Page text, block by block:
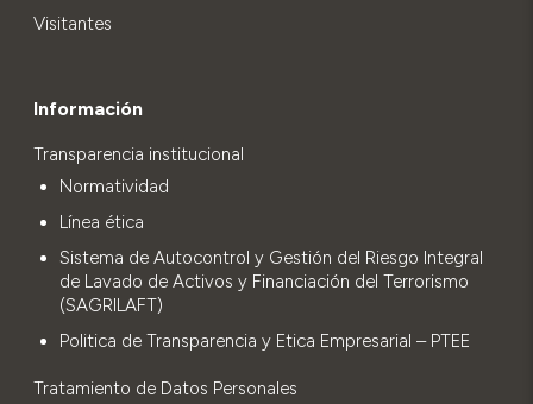
Visitantes
Información
Transparencia institucional
Normatividad
Línea ética
Sistema de Autocontrol y Gestión del Riesgo Integral
de Lavado de Activos y Financiación del Terrorismo
(SAGRILAFT)
Politica de Transparencia y Etica Empresarial – PTEE
Tratamiento de Datos Personales